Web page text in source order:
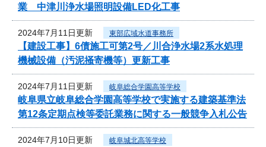
業 中津川浄水場照明設備LED化工事
2024年7月11日更新 東部広域水道事務所
【建設工事】6債施工可第2号／川合浄水場2系水処理
機械設備（汚泥掻寄機等）更新工事
2024年7月11日更新 岐阜総合学園高等学校
岐阜県立岐阜総合学園高等学校で実施する建築基準法
第12条定期点検等委託業務に関する一般競争入札公告
2024年7月10日更新 岐阜城北高等学校